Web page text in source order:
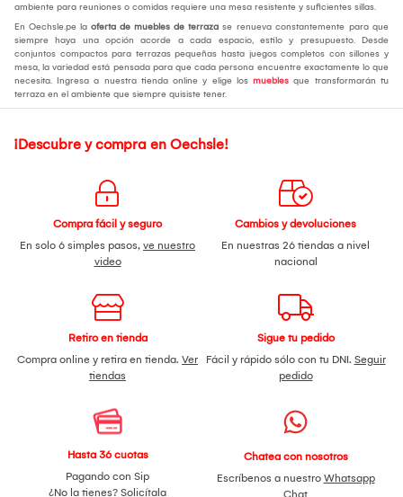
ambiente para reuniones o comidas requiere una mesa resistente y suficientes sillas.
En Oechsle.pe la oferta de muebles de terraza se renueva constantemente para que
siempre haya una opción acorde a cada espacio, estilo y presupuesto. Desde
conjuntos compactos para terrazas pequeñas hasta juegos completos con sillones y
mesa, la variedad está pensada para que cada persona encuentre exactamente lo que
necesita. Ingresa a nuestra tienda online y elige los muebles que transformarán tu
terraza en el ambiente que siempre quisiste tener.
¡Descubre y compra en Oechsle!
Compra fácil y seguro
En solo 6 simples pasos, ve nuestro
video
Cambios y devoluciones
En nuestras 26 tiendas a nivel
nacional
Retiro en tienda
Compra online y retira en tienda. Ver
tiendas
Sigue tu pedido
Fácil y rápido sólo con tu DNI. Seguir
pedido
Hasta 36 cuotas
Pagando con Sip
¿No la tienes? Solicítala
Chatea con nosotros
Escríbenos a nuestro Whatsapp
Chat